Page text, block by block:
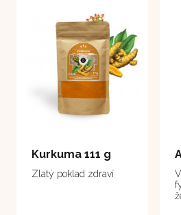
Kurkuma 111 g
Zlatý poklad zdraví